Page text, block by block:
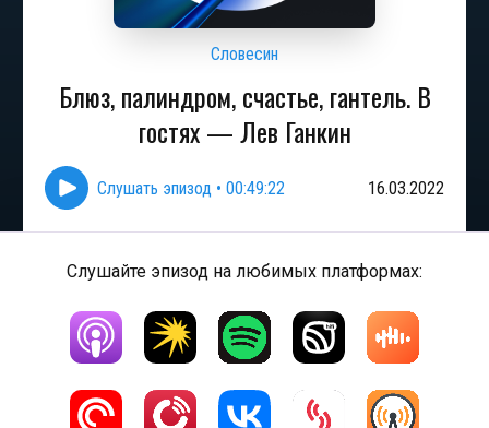
Словесин
Блюз, палиндром, счастье, гантель. В
гостях — Лев Ганкин
Слушать эпизод • 00:49:22 16.03.2022
Слушайте эпизод на любимых платформах: